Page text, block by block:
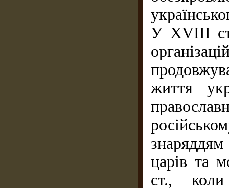
У XVIII ст.
життя
царів та
ст., коли